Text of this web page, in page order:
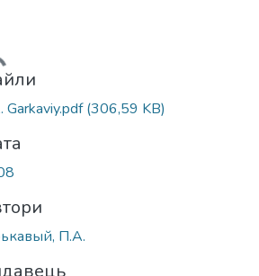
Garkaviy.pdf(306,59 KB)
П.А.